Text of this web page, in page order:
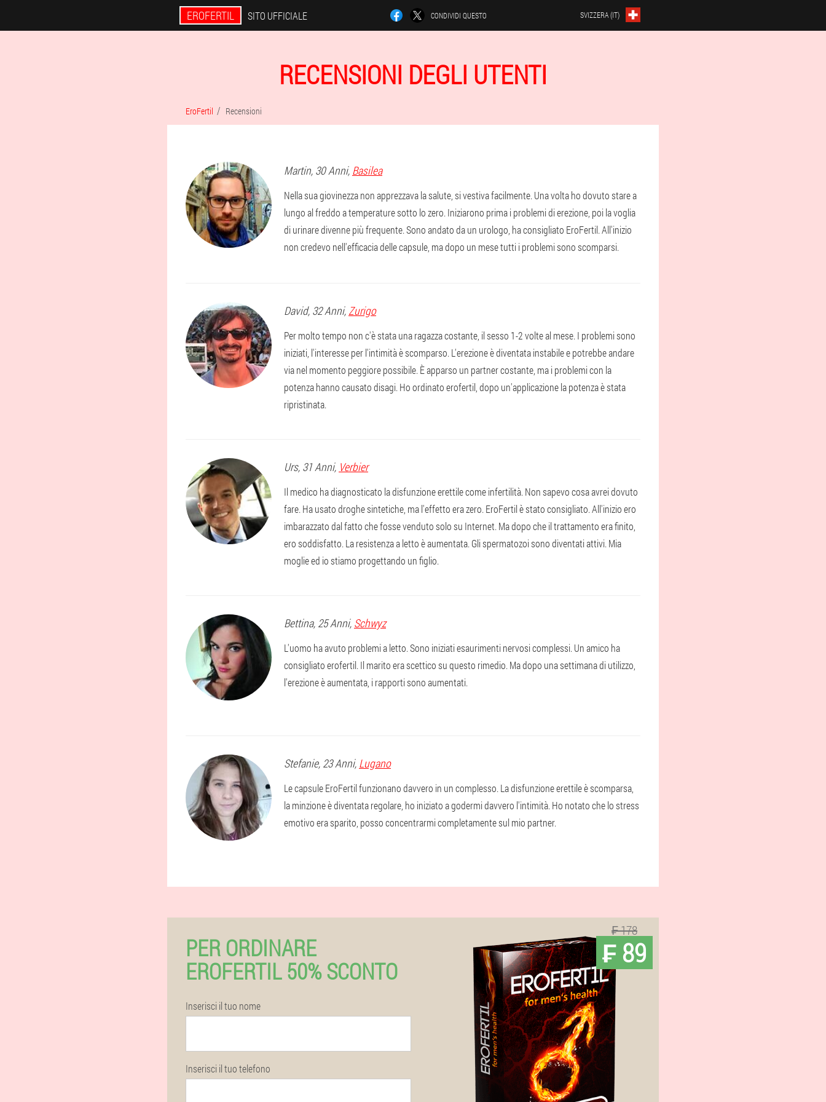
EROFERTIL SITO UFFICIALE CONDIVIDI QUESTO SVIZZERA (IT)
RECENSIONI DEGLI UTENTI
EroFertil Recensioni
Martin, 30 Anni, Basilea
Nella sua giovinezza non apprezzava la salute, si vestiva facilmente. Una volta ho dovuto stare a
lungo al freddo a temperature sotto lo zero. Iniziarono prima i problemi di erezione, poi la voglia
di urinare divenne più frequente. Sono andato da un urologo, ha consigliato EroFertil. All'inizio
non credevo nell'efficacia delle capsule, ma dopo un mese tutti i problemi sono scomparsi.
David, 32 Anni,Zurigo
Per molto tempo non c'è stata una ragazza costante, il sesso 1-2 volte al mese. I problemi sono
iniziati, l'interesse per l'intimità è scomparso. L'erezione è diventata instabile e potrebbe andare
via nel momento peggiore possibile. È apparso un partner costante, ma i problemi con la
potenza hanno causato disagi. Ho ordinato erofertil, dopo un'applicazione la potenza è stata
ripristinata.
Urs, 31 Anni, Verbier
Il medico ha diagnosticato la disfunzione erettile come infertilità. Non sapevo cosa avrei dovuto
fare. Ha usato droghe sintetiche, ma l'effetto era zero. EroFertil è stato consigliato. All'inizio ero
imbarazzato dal fatto che fosse venduto solo su Internet. Ma dopo che il trattamento era finito,
ero soddisfatto. La resistenza a letto è aumentata. Gli spermatozoi sono diventati attivi. Mia
moglie ed io stiamo progettando un figlio.
Bettina, 25 Anni, Schwyz
L'uomo ha avuto problemi a letto. Sono iniziati esaurimenti nervosi complessi. Un amico ha
consigliato erofertil. Il marito era scettico su questo rimedio. Ma dopo una settimana di utilizzo,
l'erezione è aumentata, i rapporti sono aumentati.
Stefanie, 23 Anni, Lugano
Le capsule EroFertil funzionano davvero in un complesso. La disfunzione erettile è scomparsa,
la minzione è diventata regolare, ho iniziato a godermi davvero l'intimità. Ho notato che lo stress
emotivo era sparito, posso concentrarmi completamente sul mio partner.
PER ORDINARE
EROFERTIL 50% SCONTO
Inserisci il tuo nome
Inserisci il tuo telefono
₣ 178
₣ 89